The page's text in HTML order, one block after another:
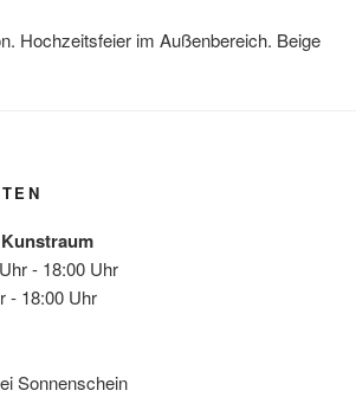
Hochzeitsfeier im Außenbereich. Beige
- 18:00 Uhr
- 18:00 Uhr
Sonnenschein